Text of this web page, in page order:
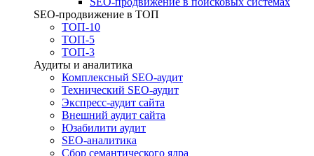
SEO-продвижение в ТОП
ТОП-10
ТОП-5
ТОП-3
Аудиты и аналитика
Комплексный SEO-аудит
Технический SEO-аудит
Экспресс-аудит сайта
Внешний аудит сайта
Юзабилити аудит
SEO-аналитика
Сбор семантического ядра